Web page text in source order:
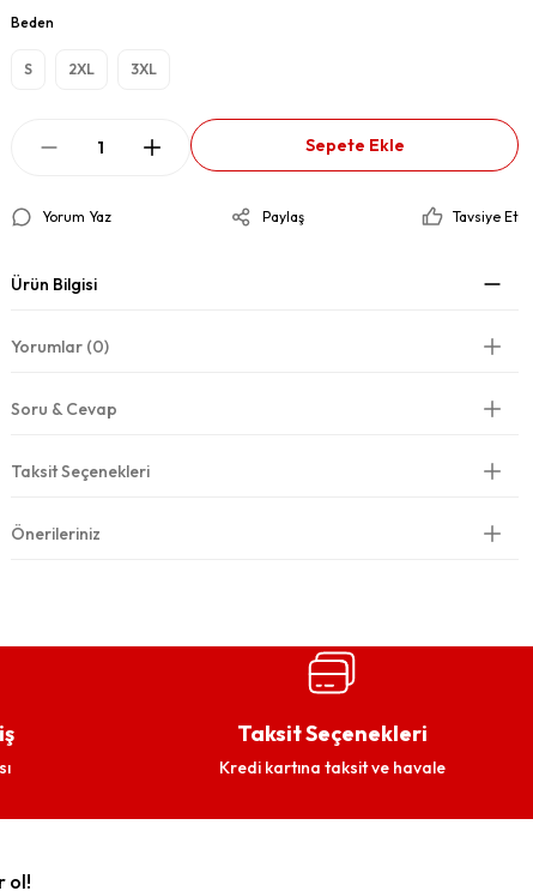
Beden
S 2XL 3XL
Sepete Ekle
Yorum Yaz Paylaş Tavsiye Et
Ürün Bilgisi
Yorumlar (0)
Soru & Cevap
Taksit Seçenekleri
Önerileriniz
Taksit Seçenekleri
Kredi kartına taksit ve havale
ol!